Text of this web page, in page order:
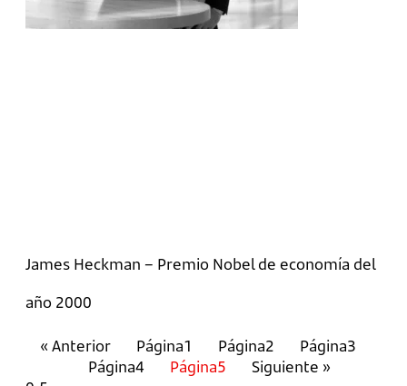
James Heckman – Premio Nobel de economía del
año 2000
« Anterior Página1 Página2 Página3
Página4 Página5 Siguiente »